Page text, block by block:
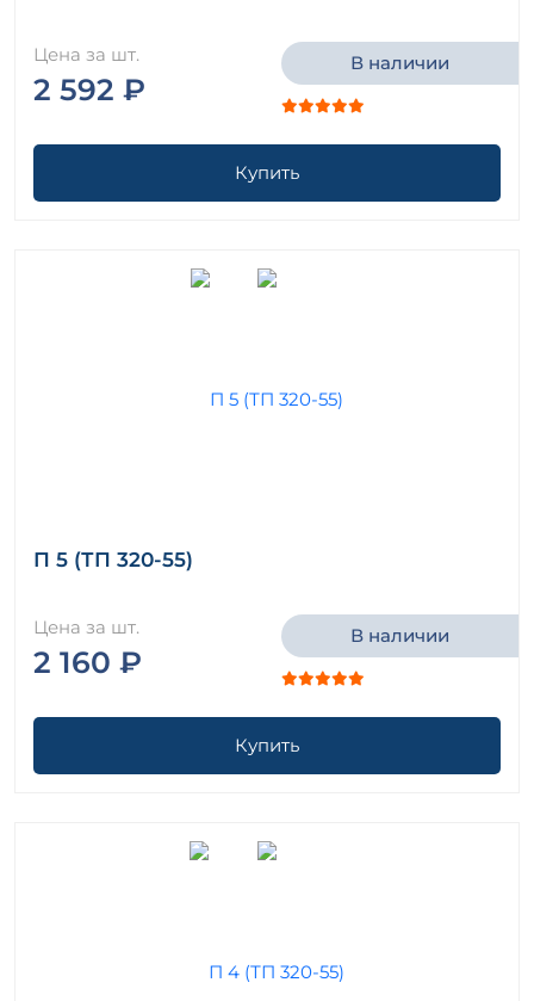
Цена за шт.
2 592 ₽
В наличии
Купить
П 5 (ТП 320-55)
Цена за шт.
2 160 ₽
В наличии
Купить